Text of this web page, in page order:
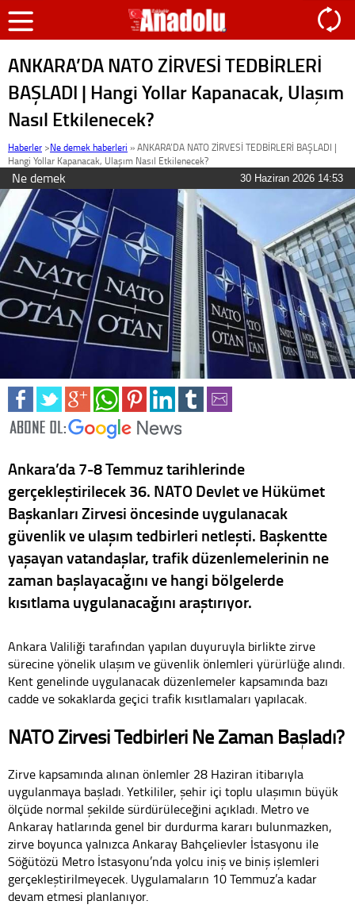
ANKARA’DA NATO ZİRVESİ TEDBİRLERİ
BAŞLADI | Hangi Yollar Kapanacak, Ulaşım
Nasıl Etkilenecek?
Haberler >Ne demek haberleri »ANKARA’DA NATO ZİRVESİ TEDBİRLERİ BAŞLADI |
Hangi Yollar Kapanacak, Ulaşım Nasıl Etkilenecek?
Ne demek 30 Haziran 2026 14:53
Ankara’da 7-8 Temmuz tarihlerinde
gerçekleştirilecek 36. NATO Devlet ve Hükümet
Başkanları Zirvesi öncesinde uygulanacak
güvenlik ve ulaşım tedbirleri netleşti. Başkentte
yaşayan vatandaşlar, trafik düzenlemelerinin ne
zaman başlayacağını ve hangi bölgelerde
kısıtlama uygulanacağını araştırıyor.
Ankara Valiliği tarafından yapılan duyuruyla birlikte zirve
sürecine yönelik ulaşım ve güvenlik önlemleri yürürlüğe alındı.
Kent genelinde uygulanacak düzenlemeler kapsamında bazı
cadde ve sokaklarda geçici trafik kısıtlamaları yapılacak.
NATO Zirvesi Tedbirleri Ne Zaman Başladı?
Zirve kapsamında alınan önlemler 28 Haziran itibarıyla
uygulanmaya başladı. Yetkililer, şehir içi toplu ulaşımın büyük
ölçüde normal şekilde sürdürüleceğini açıkladı. Metro ve
Ankaray hatlarında genel bir durdurma kararı bulunmazken,
zirve boyunca yalnızca Ankaray Bahçelievler İstasyonu ile
Söğütözü Metro İstasyonu’nda yolcu iniş ve biniş işlemleri
gerçekleştirilmeyecek. Uygulamaların 10 Temmuz’a kadar
devam etmesi planlanıyor.